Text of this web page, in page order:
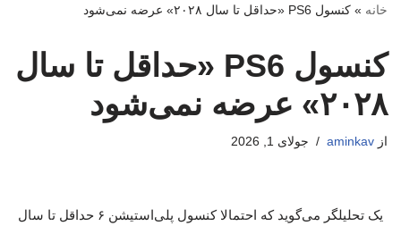
خانه » کنسول PS6 «حداقل تا سال ۲۰۲۸» عرضه نمی‌شود
کنسول PS6 «حداقل تا سال
۲۰۲۸» عرضه نمی‌شود
از aminkav جولای 1, 2026
یک تحلیلگر می‌گوید که احتمالا کنسول پلی‌استیشن ۶ حداقل تا سال